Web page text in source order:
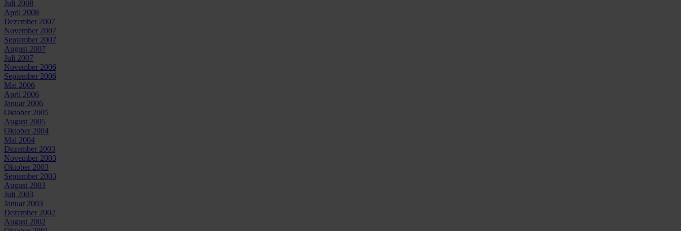
Juli 2008
April 2008
Dezember 2007
November 2007
September 2007
August 2007
Juli 2007
November 2006
September 2006
Mai 2006
April 2006
Januar 2006
Oktober 2005
August 2005
Oktober 2004
Mai 2004
Dezember 2003
November 2003
Oktober 2003
September 2003
August 2003
Juli 2003
Januar 2003
Dezember 2002
August 2002